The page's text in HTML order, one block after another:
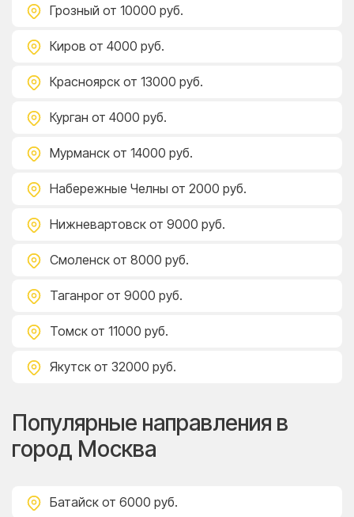
Грозный от 10000 руб.
Киров от 4000 руб.
Красноярск от 13000 руб.
Курган от 4000 руб.
Мурманск от 14000 руб.
Набережные Челны от 2000 руб.
Нижневартовск от 9000 руб.
Смоленск от 8000 руб.
Таганрог от 9000 руб.
Томск от 11000 руб.
Якутск от 32000 руб.
Популярные направления в
город Москва
Батайск от 6000 руб.